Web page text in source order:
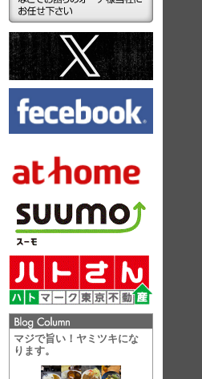
マジで旨い！ヤミツキにな
ります。